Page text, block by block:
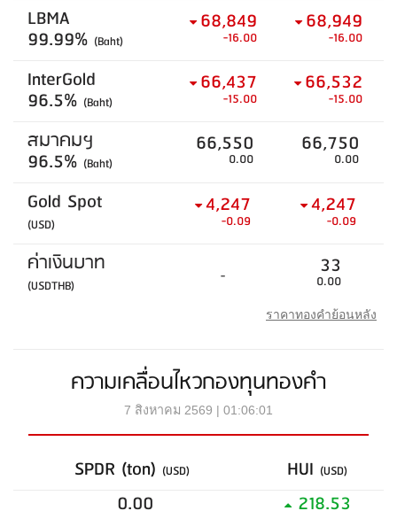
LBMA
99.99% (Baht)
68,849
-16.00
68,949
-16.00
InterGold
96.5% (Baht)
66,437
-15.00
66,532
-15.00
สมาคมฯ
96.5% (Baht)
66,550
0.00
66,750
0.00
Gold Spot
(USD)
4,247
-0.09
4,247
-0.09
ค่าเงินบาท
(USDTHB) - 33
0.00
ราคาทองคำย้อนหลัง
ความเคลื่อนไหวกองทุนทองคำ
7 สิงหาคม 2569 | 01:06:01
SPDR (ton) (USD) HUI (USD)
0.00 218.53